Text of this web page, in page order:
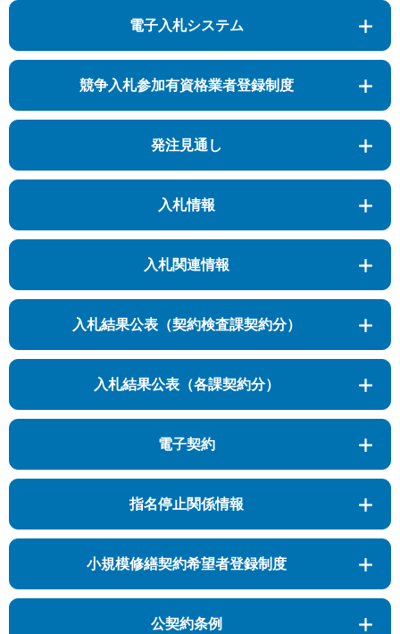
電子入札システム
競争入札参加有資格業者登録制度
発注見通し
入札情報
入札関連情報
入札結果公表（契約検査課契約分）
入札結果公表（各課契約分）
電子契約
指名停止関係情報
小規模修繕契約希望者登録制度
公契約条例